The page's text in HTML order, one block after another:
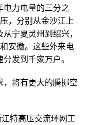
电力电量的三分之
，分别从金沙江上
宁夏灵州到绍兴，
安徽。这些外来电
发到千家万户。
将有更大的腾挪空
特高压交流环网工